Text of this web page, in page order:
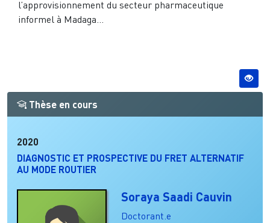
l’approvisionnement du secteur pharmaceutique
informel à Madaga...
Thèse en cours
2020
DIAGNOSTIC ET PROSPECTIVE DU FRET ALTERNATIF
AU MODE ROUTIER
Soraya Saadi Cauvin
Doctorant.e